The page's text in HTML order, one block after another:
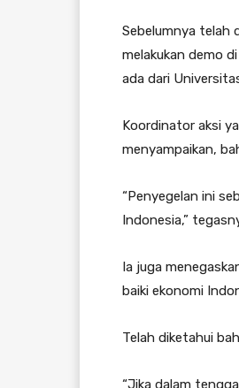
Sebelumnya telah
melakukan demo
ada dari
Koordinator aksi
menyampaikan,
“Penyegelan ini
Indonesia,”
Ia juga
baiki ekonomi
Telah diketahui
“Jika dalam